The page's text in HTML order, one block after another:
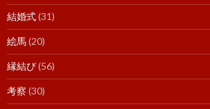
結婚式(31)
絵馬(20)
縁結び(56)
考察 (30)